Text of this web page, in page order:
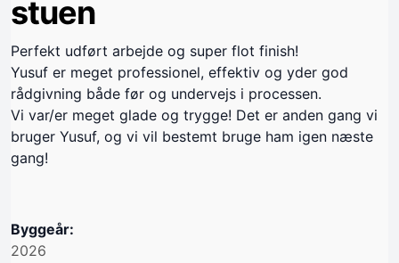
stuen
Perfekt udført arbejde og super flot finish!
Yusuf er meget professionel, effektiv og yder god
rådgivning både før og undervejs i processen.
Vi var/er meget glade og trygge! Det er anden gang vi
bruger Yusuf, og vi vil bestemt bruge ham igen næste
gang!
Byggeår:
2026